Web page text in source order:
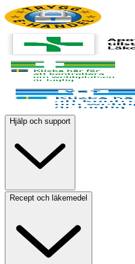
Hjälp och support
Recept och läkemedel